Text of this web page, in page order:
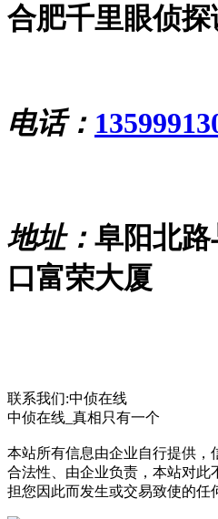
合肥千里眼侦探
电话：
地址： 阜阳北
口富荣大厦
联系我们:中侦在线
中侦在线_真相只有一个
本站所有信息由企业自行提供，
合法性、由企业负责，本站对此
担您因此而发生或交易致使的任